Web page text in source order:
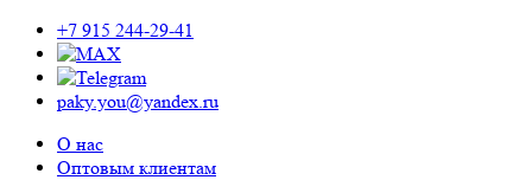
+7 915 244-29-41
paky.you@yandex.ru
О нас
Оптовым клиентам